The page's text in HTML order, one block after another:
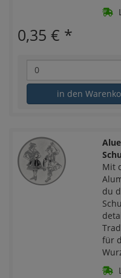
0,35 € *
in den
Mit
du
für